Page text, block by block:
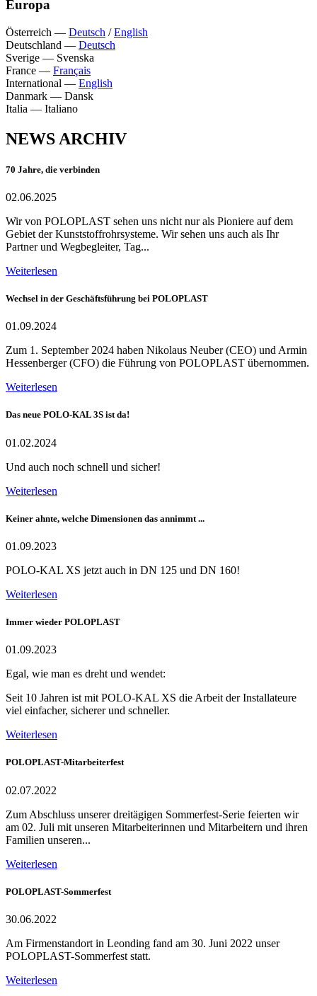
Europa
Österreich — Deutsch /English
Deutschland — Deutsch
Sverige — Svenska
France — Français
International — English
Danmark — Dansk
Italia — Italiano
NEWS ARCHIV
70 Jahre, die verbinden
02.06.2025
Wir von POLOPLAST sehen uns nicht nur als Pioniere auf dem
Gebiet der Kunststoffrohrsysteme. Wir sehen uns auch als Ihr
Partner und Wegbegleiter, Tag...
Weiterlesen
Wechsel in der Geschäftsführung bei POLOPLAST
01.09.2024
Zum 1. September 2024 haben Nikolaus Neuber (CEO) und Armin
Hessenberger (CFO) die Führung von POLOPLAST übernommen.
Weiterlesen
Das neue POLO-KAL 3S ist da!
01.02.2024
Und auch noch schnell und sicher!
Weiterlesen
Keiner ahnte, welche Dimensionen das annimmt ...
01.09.2023
POLO-KAL XS jetzt auch in DN 125 und DN 160!
Weiterlesen
Immer wieder POLOPLAST
01.09.2023
Egal, wie man es dreht und wendet:
Seit 10 Jahren ist mit POLO-KAL XS die Arbeit der Installateure
viel einfacher, sicherer und schneller.
Weiterlesen
POLOPLAST-Mitarbeiterfest
02.07.2022
Zum Abschluss unserer dreitägigen Sommerfest-Serie feierten wir
am 02. Juli mit unseren Mitarbeiterinnen und Mitarbeitern und ihren
Familien unseren...
Weiterlesen
POLOPLAST-Sommerfest
30.06.2022
Am Firmenstandort in Leonding fand am 30. Juni 2022 unser
POLOPLAST-Sommerfest statt.
Weiterlesen